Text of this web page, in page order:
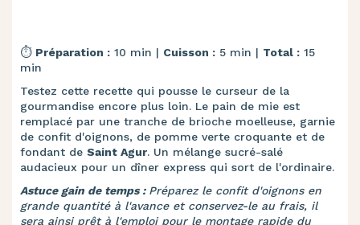
⏱️ Préparation : 10 min | Cuisson : 5 min | Total : 15
min
Testez cette recette qui pousse le curseur de la
gourmandise encore plus loin. Le pain de mie est
remplacé par une tranche de brioche moelleuse, garnie
de confit d'oignons, de pomme verte croquante et de
fondant de Saint Agur. Un mélange sucré-salé
audacieux pour un dîner express qui sort de l'ordinaire.
Astuce gain de temps : Préparez le confit d'oignons en
grande quantité à l'avance et conservez-le au frais, il
sera ainsi prêt à l'emploi pour le montage rapide du